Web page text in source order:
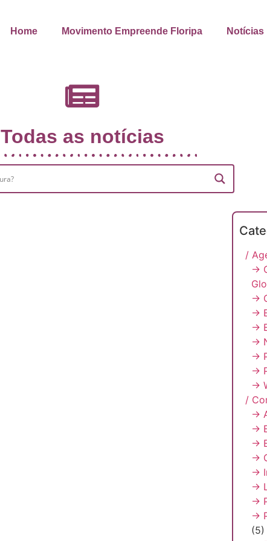
Home Movimento Empreende Floripa Notícias
Todas as notícias
/
→
→
→
→
→
→
→
→
/
→
→
→
→
→
→
→
→
(5)